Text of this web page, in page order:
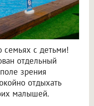
семьях с детьми!
отдельный
зрения
отдыхать
малышей.